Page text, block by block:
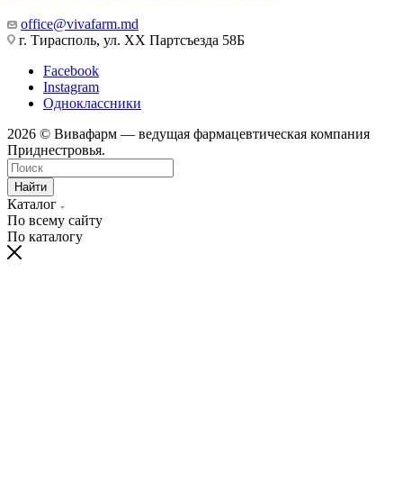
office@vivafarm.md
г. Тирасполь, ул. ХХ Партсъезда 58Б
Facebook
Instagram
Одноклассники
2026 © Вивафарм — ведущая фармацевтическая компания
Приднестровья.
Найти
Каталог
По всему сайту
По каталогу